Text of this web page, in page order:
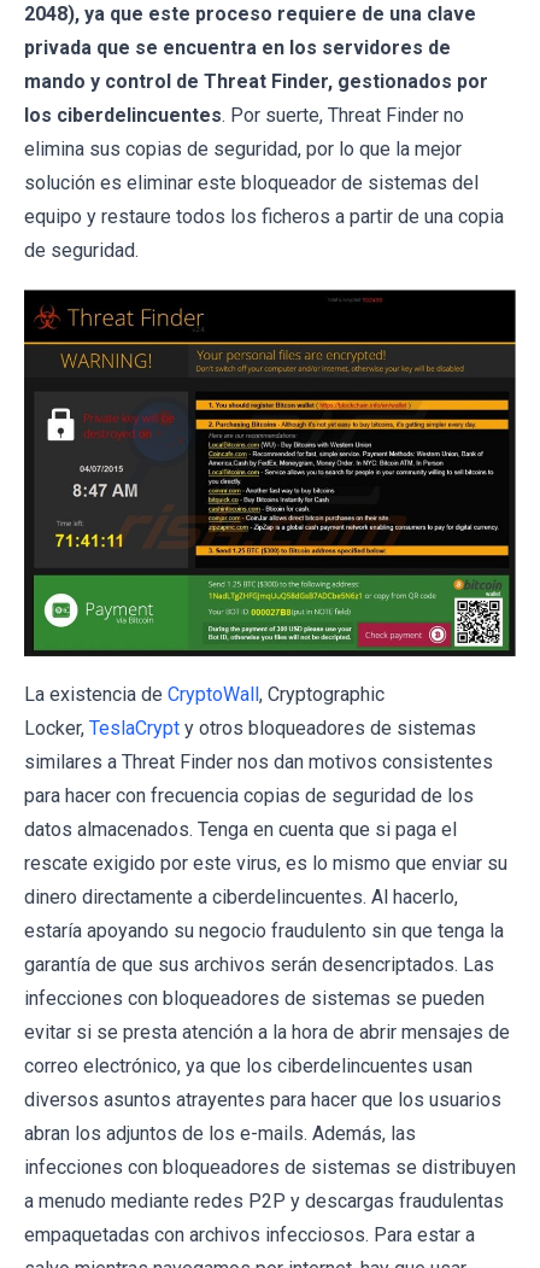
2048), ya que este proceso requiere de una clave
privada que se encuentra en los servidores de
mando y control de Threat Finder, gestionados por
los ciberdelincuentes. Por suerte, Threat Finder no
elimina sus copias de seguridad, por lo que la mejor
solución es eliminar este bloqueador de sistemas del
equipo y restaure todos los ficheros a partir de una copia
de seguridad.
La existencia de CryptoWall , Cryptographic
Locker, TeslaCrypt y otros bloqueadores de sistemas
similares a Threat Finder nos dan motivos consistentes
para hacer con frecuencia copias de seguridad de los
datos almacenados. Tenga en cuenta que si paga el
rescate exigido por este virus, es lo mismo que enviar su
dinero directamente a ciberdelincuentes. Al hacerlo,
estaría apoyando su negocio fraudulento sin que tenga la
garantía de que sus archivos serán desencriptados. Las
infecciones con bloqueadores de sistemas se pueden
evitar si se presta atención a la hora de abrir mensajes de
correo electrónico, ya que los ciberdelincuentes usan
diversos asuntos atrayentes para hacer que los usuarios
abran los adjuntos de los e-mails. Además, las
infecciones con bloqueadores de sistemas se distribuyen
a menudo mediante redes P2P y descargas fraudulentas
empaquetadas con archivos infecciosos. Para estar a